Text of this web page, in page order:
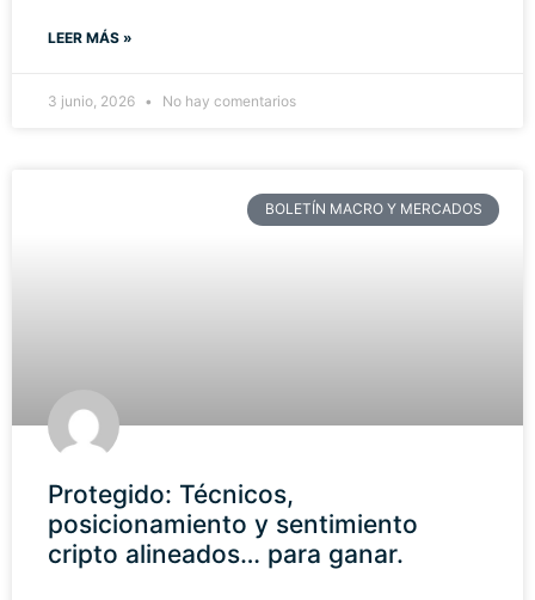
LEER MÁS »
3 junio, 2026 No hay comentarios
BOLETÍN MACRO Y MERCADOS
Protegido: Técnicos,
posicionamiento y sentimiento
cripto alineados… para ganar.